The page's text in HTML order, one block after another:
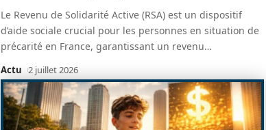
Le Revenu de Solidarité Active (RSA) est un dispositif
d’aide sociale crucial pour les personnes en situation de
précarité en France, garantissant un revenu…
Actu 2 juillet 2026